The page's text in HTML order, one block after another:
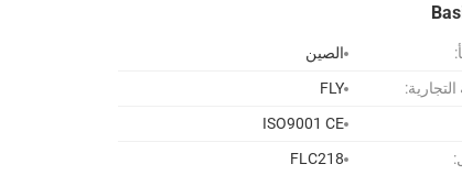
الصين
FLY
ISO9001 CE
FLC218